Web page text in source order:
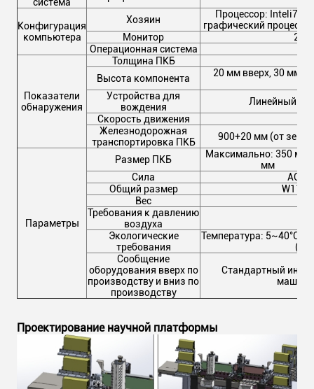
Конфигурация
компьютера
Хозяин
Процессор: Inteli7,
графический
Монитор
22"
Операционная система
Показатели
обнаружения
Толщина ПКБ
Высота компонента
20 мм вверх, 30 мм
Устройства для
вождения
Линейный
Скорость движения
Железнодорожная
транспортировка ПКБ
900+20 мм (от
Параметры
Размер ПКБ
Максимально: 350
мм
Сила
Общий размер
Вес
Требования к давлению
воздуха
Экологические
требования
Температура: 5~40°C,
Сообщение
оборудования вверх по
производству и вниз по
производству
Стандартный
Проектирование научной платформы